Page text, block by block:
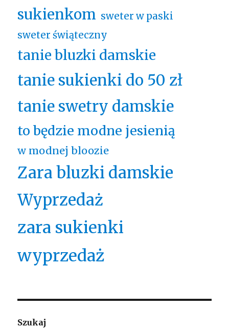
sukienkom sweter w paski
sweter świąteczny
tanie bluzki damskie
tanie sukienki do 50 zł
tanie swetry damskie
to będzie modne jesienią
w modnej bloozie
Zara bluzki damskie
Wyprzedaż
zara sukienki
wyprzedaż
Szukaj